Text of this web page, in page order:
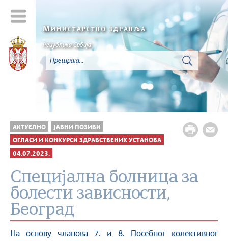
МИНИСТАРСТВО ЗДРАВЉА
Република Србија
АКТУЕЛНО ЈАВНИ ПОЗИВИ
ОГЛАСИ И КОНКУРСИ ЗДРАВСТВЕНИХ УСТАНОВА
04.07.2023.
Специјална болница за
болести зависности,
Београд
На основу чланова 7. и 8. Посебног колективног